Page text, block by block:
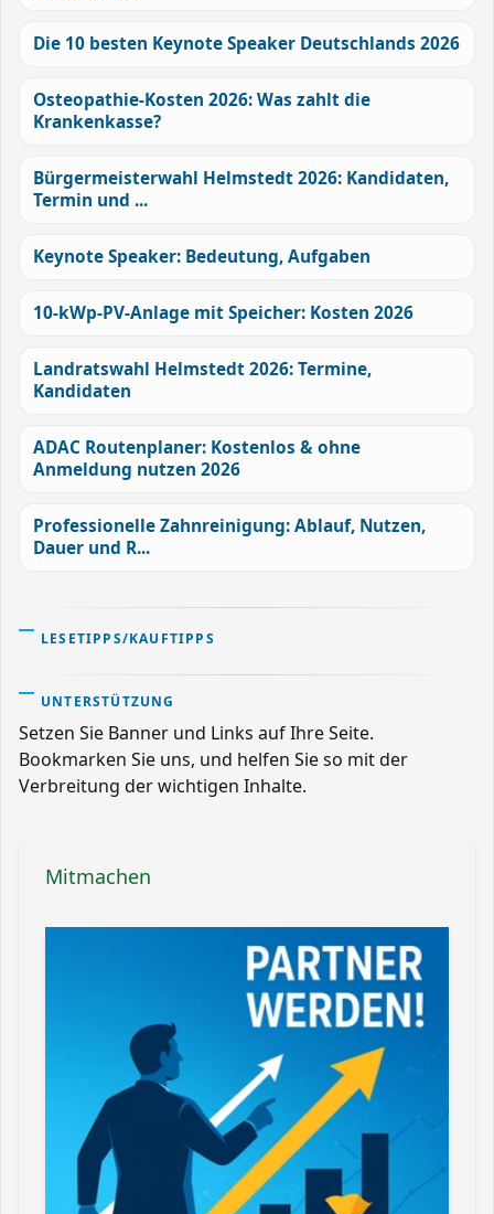
Die 10 besten Keynote Speaker Deutschlands 2026
Osteopathie-Kosten 2026: Was zahlt die
Krankenkasse?
Bürgermeisterwahl Helmstedt 2026: Kandidaten,
Termin und ...
Keynote Speaker: Bedeutung, Aufgaben
10-kWp-PV-Anlage mit Speicher: Kosten 2026
Landratswahl Helmstedt 2026: Termine,
Kandidaten
ADAC Routenplaner: Kostenlos & ohne
Anmeldung nutzen 2026
Professionelle Zahnreinigung: Ablauf, Nutzen,
Dauer und R...
LESETIPPS/KAUFTIPPS
UNTERSTÜTZUNG
Setzen Sie Banner und Links auf Ihre Seite.
Bookmarken Sie uns, und helfen Sie so mit der
Verbreitung der wichtigen Inhalte.
Mitmachen